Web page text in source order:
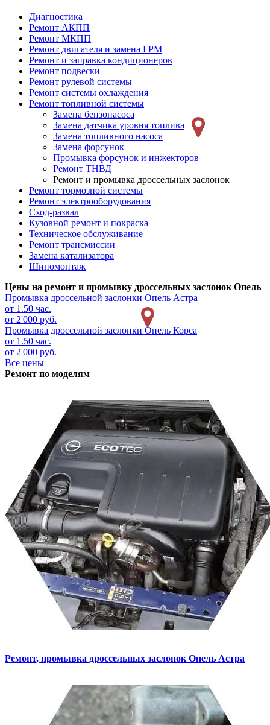
Диагностика
Ремонт АКПП
Ремонт МКПП
Ремонт двигателя и замена ГРМ
Ремонт и заправка кондиционеров
Ремонт подвески
Ремонт рулевой системы
Ремонт системы охлаждения
Ремонт топливной системы
Замена бензонасоса
Замена датчика уровня топлива
Замена топливного насоса
Замена форсунок
Промывка форсунок и инжекторов
Ремонт ТНВД
Ремонт и промывка дроссельных заслонок
Ремонт тормозной системы
Ремонт электрооборудования
Сход-развал
Кузовной ремонт и покраска
Техническое обслуживание
Ремонт трансмиссии
Замена катализатора
Шиномонтаж
Цены на ремонт и промывку дроссельных заслонок Опель
Промывка дроссельной заслонки Опель Астра
от 1.50 час.
от 2'000 руб.
Промывка дроссельной заслонки Опель Корса
от 1.50 час.
от 2'000 руб.
Все цены
Ремонт по моделям
Ремонт, промывка дроссельных заслонок Опель Астра